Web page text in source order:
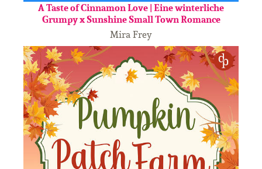
A Taste of Cinnamon Love | Eine winterliche
Grumpy x Sunshine Small Town Romance
Mira Frey